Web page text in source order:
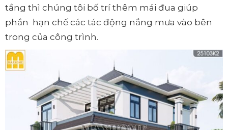
tầng thì chúng tôi bố trí thêm mái đua giúp
phần hạn chế các tác động nắng mưa vào bên
trong của công trình.